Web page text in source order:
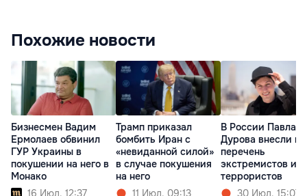
Похожие новости
Бизнесмен Вадим
Ермолаев обвинил
ГУР Украины в
покушении на него в
Монако
Трамп приказал
бомбить Иран с
«невиданной силой»
в случае покушения
на него
В России Павла
Дурова внесли в
перечень
экстремистов и
террористов